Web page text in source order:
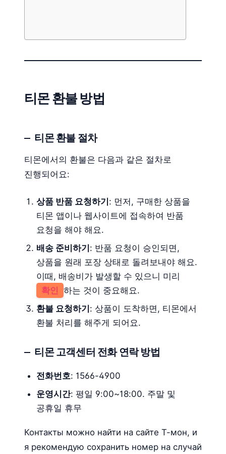
티몬 환불 방법
티몬 환불 절차
티몬에서의 환불은 다음과 같은 절차로
진행되어요:
상품 반품 요청하기 : 먼저, 구매한 상품을
티몬 앱이나 웹사이트에 접속하여 반품
요청을 해야 해요.
배송 준비하기 : 반품 요청이 승인되면,
상품을 원래 포장 상태로 돌려보내야 해요.
이때, 배송비가 발생할 수 있으니 미리
확인 하는 것이 중요해요.
환불 요청하기 : 상품이 도착하면, 티몬에서
환불 처리를 해주게 되어요.
티몬 고객센터 전화 연락 방법
전화번호: 1566-4900
운영시간: 평일 9:00~18:00. 주말 및
공휴일 휴무
Контакты можно найти на сайте Т-мон, и
я рекомендую сохранить номер на случай